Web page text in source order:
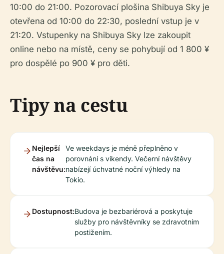
10:00 do 21:00. Pozorovací plošina Shibuya Sky je
otevřena od 10:00 do 22:30, poslední vstup je v
21:20. Vstupenky na Shibuya Sky lze zakoupit
online nebo na místě, ceny se pohybují od 1 800 ¥
pro dospělé po 900 ¥ pro děti.
Tipy na cestu
Nejlepší
čas na
návštěvu:
Ve weekdays je méně přeplněno v
porovnání s víkendy. Večerní návštěvy
nabízejí úchvatné noční výhledy na
Tokio.
Dostupnost:Budova je bezbariérová a poskytuje
služby pro návštěvníky se zdravotním
postižením.